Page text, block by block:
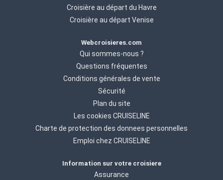
Croisière au départ du Havre
Croisière au départ Venise
Webcroisieres.com
Qui sommes-nous ?
Questions fréquentes
Conditions générales de vente
Sécurité
Plan du site
Les cookies CRUISELINE
Charte de protection des donnees personnelles
Emploi chez CRUISELINE
Information sur votre croisiere
Assurance